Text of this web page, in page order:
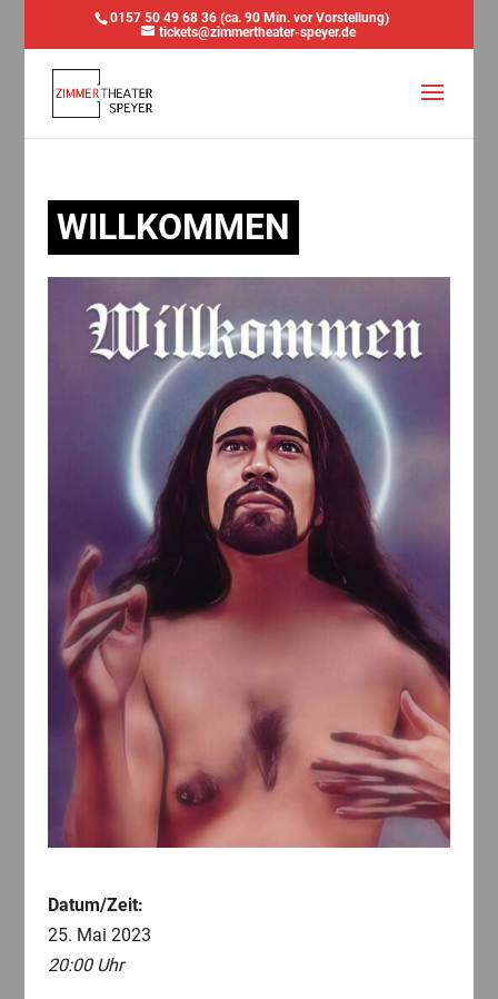
0157 50 49 68 36 (ca. 90 Min. vor Vorstellung)
tickets@zimmertheater-speyer.de
WILLKOMMEN
Datum/Zeit:
25. Mai 2023
20:00 Uhr